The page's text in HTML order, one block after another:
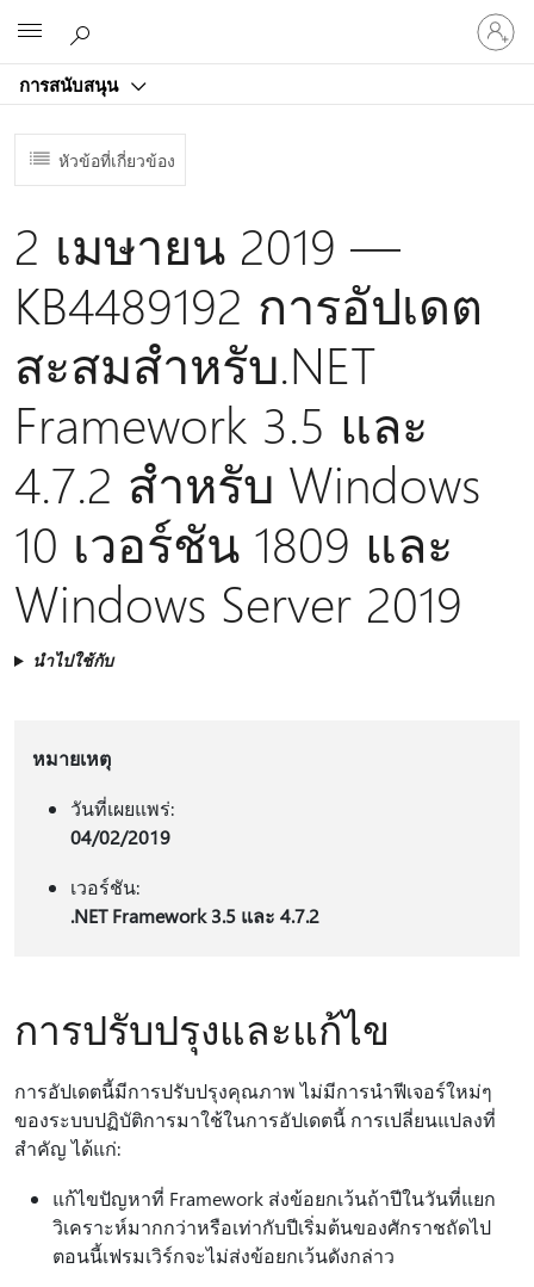
การสนับสนุน
ลงชื่อ
เข้า
บัญชี
หัวข้อที่เกี่ยวข้อง
2 เมษายน 2019 —
KB4489192 การอัปเดต
สะสมสําหรับ.NET
Framework 3.5 และ
4.7.2 สําหรับ Windows
10 เวอร์ชัน 1809 และ
Windows Server 2019
นำไปใช้กับ
หมายเหตุ
วันที่เผยแพร่:
04/02/2019
เวอร์ชัน:
.NET Framework 3.5 และ 4.7.2
การปรับปรุงและแก้ไข
การอัปเดตนี้มีการปรับปรุงคุณภาพ ไม่มีการนำฟีเจอร์ใหม่ๆ
ของระบบปฏิบัติการมาใช้ในการอัปเดตนี้ การเปลี่ยนแปลงที่
สำคัญ ได้แก่:
แก้ไขปัญหาที่ Framework ส่งข้อยกเว้นถ้าปีในวันที่แยก
วิเคราะห์มากกว่าหรือเท่ากับปีเริ่มต้นของศักราชถัดไป
ตอนนี้เฟรมเวิร์กจะไม่ส่งข้อยกเว้นดังกล่าว